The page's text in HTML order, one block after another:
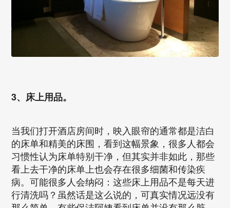
3、床上用品。
当我们打开酒店房间时，映入眼帘的通常都是洁白
的床单和精美的床围，看到这幅景象，很多人都会
习惯性认为床单特别干净，但其实并非如此，那些
看上去干净的床单上也会存在很多细菌和传染疾
病。可能很多人会纳闷：这些床上用品不是每天进
行清洗吗？虽然话是这么说的，可真实情况远没有